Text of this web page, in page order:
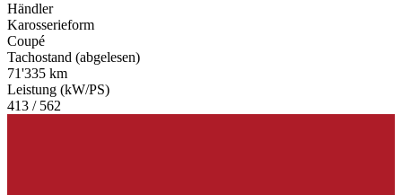
Händler
Karosserieform
Coupé
Tachostand (abgelesen)
71'335 km
Leistung (kW/PS)
413 / 562